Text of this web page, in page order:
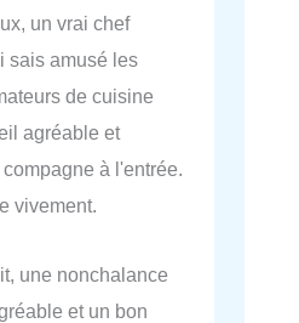
un vrai chef
sais amusé les
de cuisine
agréable et
à l'entrée.
vivement.
une nonchalance
et un bon